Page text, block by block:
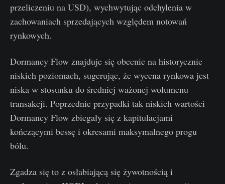
przeliczeniu na USD), wychwytując odchylenia w
zachowaniach sprzedających względem notowań
rynkowych.
Dormancy Flow znajduje się obecnie na historycznie
niskich poziomach, sugerując, że wycena rynkowa jest
niska w stosunku do średniej ważonej wolumenu
transakcji. Poprzednie przypadki tak niskich wartości
Dormancy Flow zbiegały się z kapitulacjami
kończącymi bessę i okresami maksymalnego progu
bólu.
Zgadza się to z osłabiającą się żywotnością i